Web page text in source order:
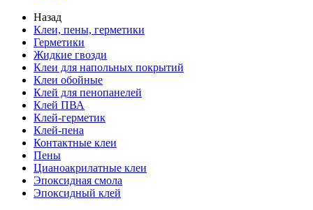
Назад
Клеи, пены, герметики
Герметики
Жидкие гвозди
Клеи для напольных покрытий
Клеи обойные
Клей для пенопанелей
Клей ПВА
Клей-герметик
Клей-пена
Контактные клеи
Пены
Цианоакрилатные клеи
Эпоксидная смола
Эпоксидный клей